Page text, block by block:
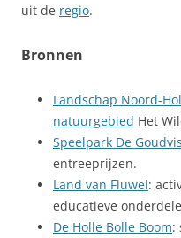
uit de regio.
Bronnen
Landschap Noord-
natuurgebied Het
Speelpark De Goudvis
entreeprijzen.
Land van Fluwel:
educatieve
De Holle Bolle Boom: